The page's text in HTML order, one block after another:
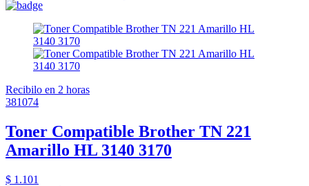
Recibilo en 2 horas
381074
Toner Compatible Brother TN 221
Amarillo HL 3140 3170
$ 1.101